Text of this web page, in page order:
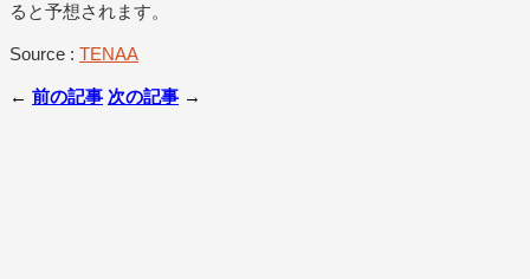
ると予想されます。
Source : TENAA
← 前の記事 次の記事 →